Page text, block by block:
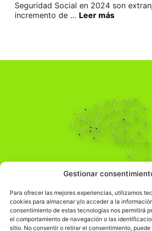
Gestionar
Para ofrecer las mejores experiencias, utilizamos
cookies para almacenar y/o acceder a la
consentimiento de estas tecnologías nos permitirá
el comportamiento de navegación o las
sitio. No consentir o retirar el consentimiento,
Seguridad Social en 2024 son
incremento de … Leer más
Pensamiento Crítico
Comprender el mundo para
Información Legal